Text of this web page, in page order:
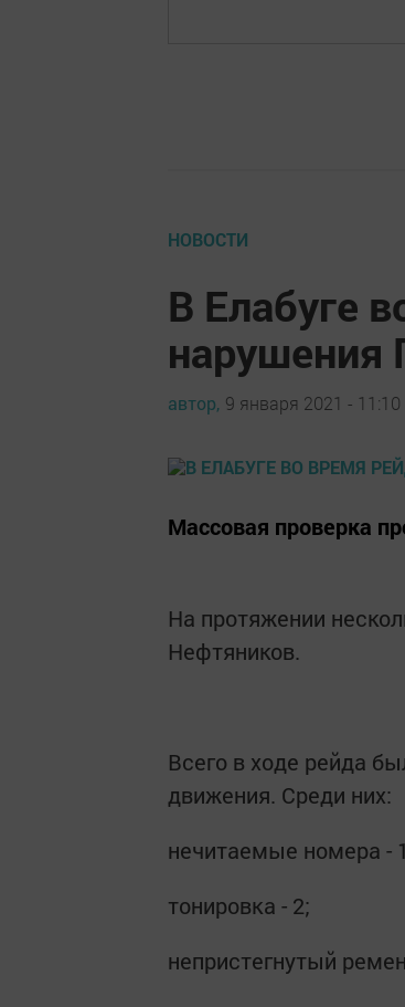
НОВОСТИ
В Елабуге
автор, 9 января 2021 - 11:10
Массовая проверка
На протяжении
Нефтяников.
Всего в ходе рейда
движения. Среди них:
нечитаемые номера -
тонировка - 2;
непристегнутый